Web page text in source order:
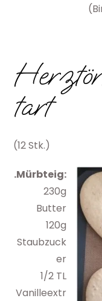
tart
(12 Stk.)
.Mürbteig:
230g
Butter
120g
Staubzuck
er
1/2 TL
Vanilleextr